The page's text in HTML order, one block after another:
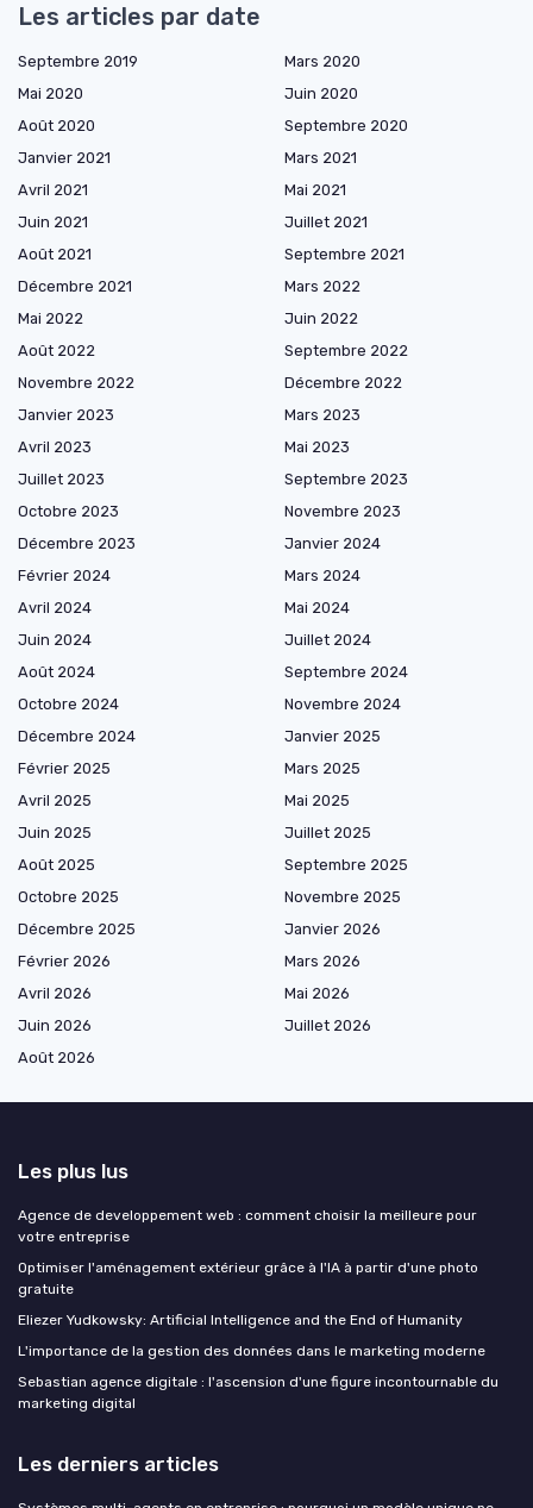
Les articles par date
Septembre 2019
Mars 2020
Mai 2020
Juin 2020
Août 2020
Septembre 2020
Janvier 2021
Mars 2021
Avril 2021
Mai 2021
Juin 2021
Juillet 2021
Août 2021
Septembre 2021
Décembre 2021
Mars 2022
Mai 2022
Juin 2022
Août 2022
Septembre 2022
Novembre 2022
Décembre 2022
Janvier 2023
Mars 2023
Avril 2023
Mai 2023
Juillet 2023
Septembre 2023
Octobre 2023
Novembre 2023
Décembre 2023
Janvier 2024
Février 2024
Mars 2024
Avril 2024
Mai 2024
Juin 2024
Juillet 2024
Août 2024
Septembre 2024
Octobre 2024
Novembre 2024
Décembre 2024
Janvier 2025
Février 2025
Mars 2025
Avril 2025
Mai 2025
Juin 2025
Juillet 2025
Août 2025
Septembre 2025
Octobre 2025
Novembre 2025
Décembre 2025
Janvier 2026
Février 2026
Mars 2026
Avril 2026
Mai 2026
Juin 2026
Juillet 2026
Août 2026
Les plus lus
Agence de developpement web : comment choisir la meilleure pour
votre entreprise
Optimiser l'aménagement extérieur grâce à l'IA à partir d'une photo
gratuite
Eliezer Yudkowsky: Artificial Intelligence and the End of Humanity
L'importance de la gestion des données dans le marketing moderne
Sebastian agence digitale : l'ascension d'une figure incontournable du
marketing digital
Les derniers articles